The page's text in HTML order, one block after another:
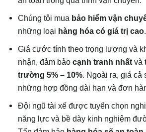
Chúng tôi mua bảo hiểm vận
những loại hàng hóa có giá trị cao.
Giá cước tính theo trọng lượng và
nhận, đảm bảocạnh tranh nhất và
trường 5% – 10%. Ngoài ra, giá cả
những hợp đồng dài hạn và đơn
Đội ngũ tài xế được tuyển chọn
năng lực và bề dày kinh nghiệm